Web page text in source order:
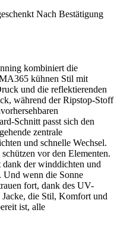
Nach Bestätigung
kombiniert die
kühnen Stil mit
und die reflektierenden
während der Ripstop-Stoff
Schnitt passt sich den
zentrale
und schnelle Wechsel.
vor den Elementen.
dank der winddichten und
Und wenn die Sonne
fort, dank des UV-
Jacke, die Stil, Komfort und
ist, alle